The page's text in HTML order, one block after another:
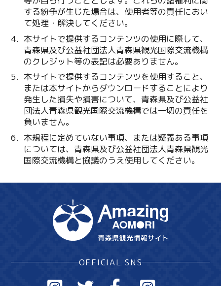
する紛争が生じた場合は、使用者等の責任におい
て処理・解決してください。
本サイトで提供するコンテンツの使用に際して、
青森県及び公益社団法人青森県観光国際交流機構
のクレジット等の表記は必要ありません。
本サイトで提供するコンテンツを使用すること、
または本サイトからダウンロードすることにより
発生した損失や損害について、青森県及び公益社
団法人青森県観光国際交流機構では一切の責任を
負いません。
本規程に定めていない事項、または疑義ある事項
については、青森県及び公益社団法人青森県観光
国際交流機構と協議のうえ使用してください。
OFFICIAL SNS